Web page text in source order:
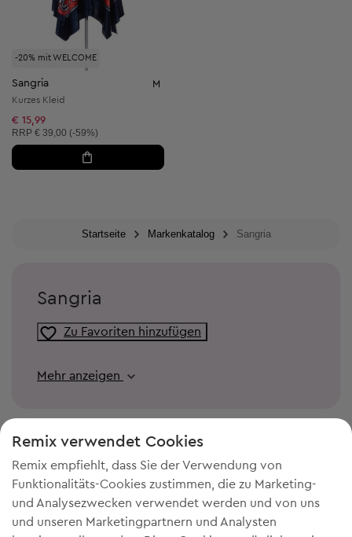
-20% mit WELCOME
Sangria M
Kurzes Kleid
€ 15,99
Unverbindliche Preisempfehlung:
RRP € 39,00 (-59%)
Startseite Markenkatalog Sangria
Sangria
Zu Favoriten hinzufügen
Mehr anzeigen
Remix verwendet Cookies
Remix empfiehlt, dass Sie der Verwendung von
Funktionalitäts-Cookies zustimmen, die zu Marketing-
und Analysezwecken verwendet werden und von uns
und unseren Marketingpartnern und Analysten